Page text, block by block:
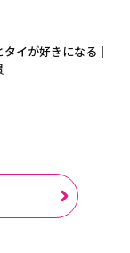
イが好きになる｜